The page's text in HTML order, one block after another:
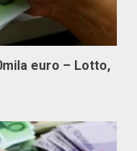
euro – Lotto,